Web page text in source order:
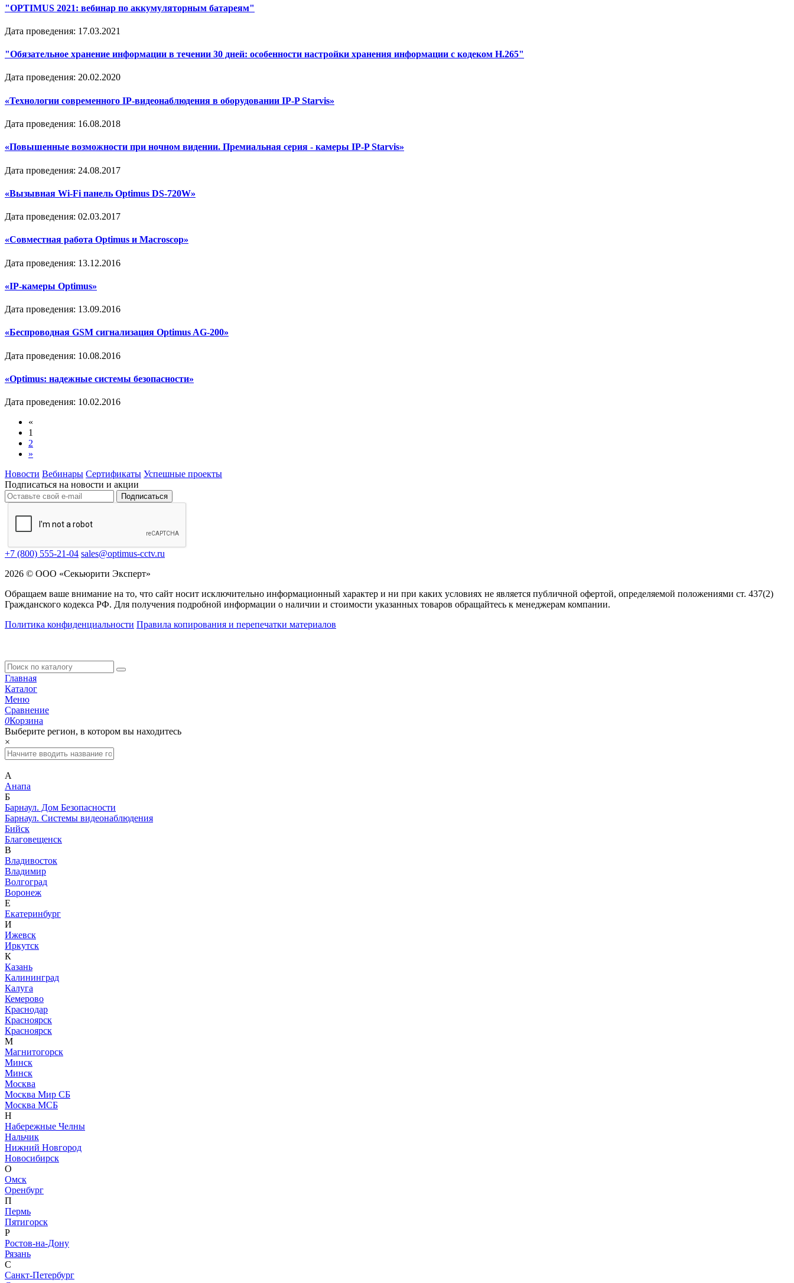
"OPTIMUS 2021: вебинар по аккумуляторным батареям"
Дата проведения: 17.03.2021
"Обязательное хранение информации в течении 30 дней: особенности настройки хранения информации с кодеком H.265"
Дата проведения: 20.02.2020
«Технологии современного IP-видеонаблюдения в оборудовании IP-P Starvis»
Дата проведения: 16.08.2018
«Повышенные возможности при ночном видении. Премиальная серия - камеры IP-P Starvis»
Дата проведения: 24.08.2017
«Вызывная Wi-Fi панель Optimus DS-720W»
Дата проведения: 02.03.2017
«Совместная работа Optimus и Macroscop»
Дата проведения: 13.12.2016
«IP-камеры Optimus»
Дата проведения: 13.09.2016
«Беспроводная GSM сигнализация Optimus AG-200»
Дата проведения: 10.08.2016
«Optimus: надежные системы безопасности»
Дата проведения: 10.02.2016
«
1
2
»
Новости Вебинары Сертификаты Успешные проекты
Подписаться на новости и акции
Подписаться
+7 (800) 555-21-04 sales@optimus-cctv.ru
2026 © ООО «Секьюрити Эксперт»
Обращаем ваше внимание на то, что сайт носит исключительно информационный характер и ни при каких условиях не является публичной офертой, определяемой положениями ст. 437(2)
Гражданского кодекса РФ. Для получения подробной информации о наличии и стоимости указанных товаров обращайтесь к менеджерам компании.
Политика конфиденциальности Правила копирования и перепечатки материалов
Главная
Каталог
Меню
Сравнение
0Корзина
Выберите регион, в котором вы находитесь
×
А
Анапа
Б
Барнаул. Дом Безопасности
Барнаул. Системы видеонаблюдения
Бийск
Благовещенск
В
Владивосток
Владимир
Волгоград
Воронеж
Е
Екатеринбург
И
Ижевск
Иркутск
К
Казань
Калининград
Калуга
Кемерово
Краснодар
Красноярск
Красноярск
М
Магнитогорск
Минск
Минск
Москва
Москва Мир СБ
Москва МСБ
Н
Набережные Челны
Нальчик
Нижний Новгород
Новосибирск
О
Омск
Оренбург
П
Пермь
Пятигорск
Р
Ростов-на-Дону
Рязань
С
Санкт-Петербург